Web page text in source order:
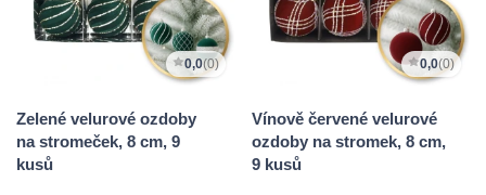
0,0(0)
Zelené velurové ozdoby
na stromeček, 8 cm, 9
kusů
0,0(0)
Vínově červené velurové
ozdoby na stromek, 8 cm,
9 kusů